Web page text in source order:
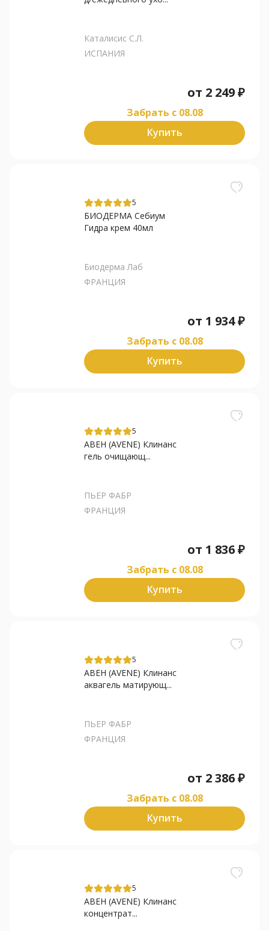
Каталисис С.Л.
ИСПАНИЯ
от 2 249₽
Забрать c 08.08
Купить
5
БИОДЕРМА Себиум
Гидра крем 40мл
Биодерма Лаб
ФРАНЦИЯ
от 1 934₽
Забрать c 08.08
Купить
5
АВЕН (AVENE) Клинанс
гель очищающ...
ПЬЕР ФАБР
ФРАНЦИЯ
от 1 836₽
Забрать c 08.08
Купить
5
АВЕН (AVENE) Клинанс
аквагель матирующ...
ПЬЕР ФАБР
ФРАНЦИЯ
от 2 386₽
Забрать c 08.08
Купить
5
АВЕН (AVENE) Клинанс
концентрат...